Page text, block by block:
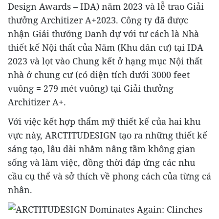
Design Awards – IDA) năm 2023 và lễ trao Giải
thưởng Architizer A+2023. Công ty đã được
nhận Giải thưởng Danh dự với tư cách là Nhà
thiết kế Nội thất của Năm (Khu dân cư) tại IDA
2023 và lọt vào Chung kết ở hạng mục Nội thất
nhà ở chung cư (có diện tích dưới 3000 feet
vuông = 279 mét vuông) tại Giải thưởng
Architizer A+.
Với việc kết hợp thẩm mỹ thiết kế của hai khu
vực này, ARCTITUDESIGN tạo ra những thiết kế
sáng tạo, lâu dài nhằm nâng tầm không gian
sống và làm việc, đồng thời đáp ứng các nhu
cầu cụ thể và sở thích về phong cách của từng cá
nhân.